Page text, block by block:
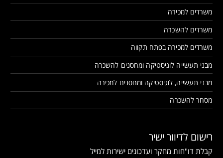
משרדים למכירה
משרדים להשכרה
משרדים למכירה בפתח תקווה
מבני תעשייה לוגיסטיקה ומחסנים להשכרה
מבני תעשייה, לוגיסטיקה ומחסנים למכירה
מסחר להשכרה
רישום לדיוור ישיר
קבלת דו"חות מחקר ועדכונים ישירות למייל